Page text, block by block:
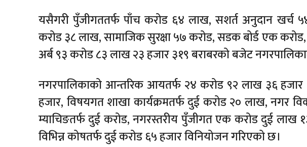
यसैगरी पुँजीगततर्फ पाँच करोड ६४ लाख, सशर्त अनुदान खर्च
करोड ३८ लाख, सामाजिक सुरक्षा ५७ करोड, सडक बोर्ड एक
अर्ब ९३ करोड ८३ लाख २३ हजार ३१९ बराबरको बजेट
नगरपालिकाको आन्तरिक आयतर्फ २४ करोड ९२ लाख ३६ हजार
हजार, विषयगत शाखा कार्यक्रमतर्फ दुई करोड २० लाख, नगर
म्याचिङतर्फ दुई करोड, नगरस्तरीय पुँजीगत एक करोड दुई लाख
विभिन्न कोषतर्फ दुई करोड ६५ हजार विनियोजन गरिएको छ।